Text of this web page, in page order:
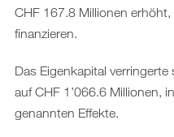
CHF 167.8 Millionen
finanzieren.
Das Eigenkapital
auf CHF 1’066.6 Millionen,
genannten Effekte.